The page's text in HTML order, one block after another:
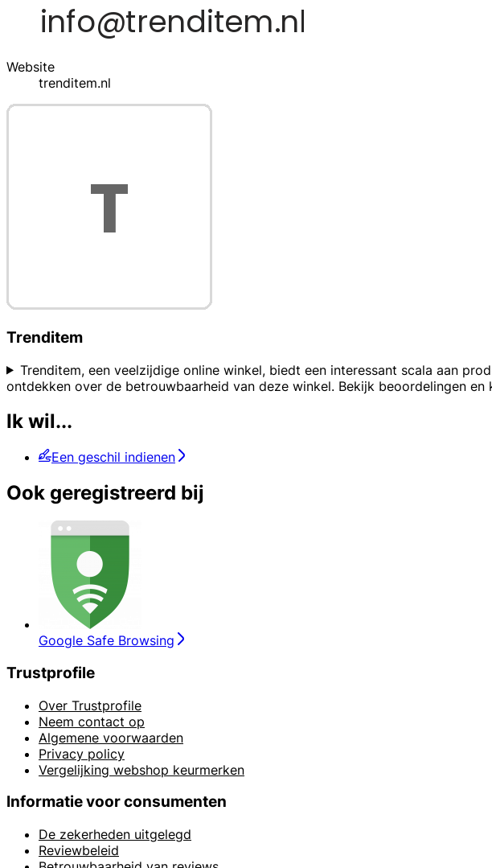
Website
trenditem.nl
Trenditem
Trenditem, een veelzijdige online winkel, biedt een interessant scala aan
ontdekken over de betrouwbaarheid van deze winkel. Bekijk beoordelingen
Ik wil...
Een geschil indienen
Ook geregistreerd bij
Google Safe Browsing
Trustprofile
Over Trustprofile
Neem contact op
Algemene voorwaarden
Privacy policy
Vergelijking webshop keurmerken
Informatie voor consumenten
De zekerheden uitgelegd
Reviewbeleid